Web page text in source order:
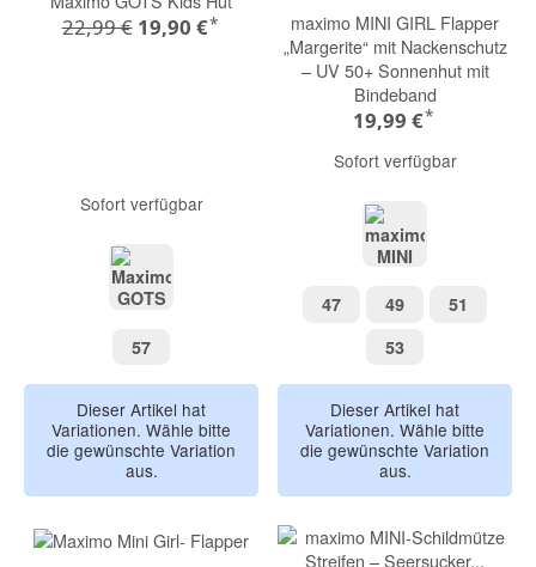
22,99 € 19,90 €*
Sofort verfügbar
5757
Dieser Artikel hat
Variationen. Wähle bitte
die gewünschte Variation
aus.
maximo MINI GIRL Flapper
„Margerite“ mit Nackenschutz
– UV 50+ Sonnenhut mit
Bindeband
19,99 €*
Sofort verfügbar
4747 4949 51
5353
Dieser Artikel hat
Variationen. Wähle bitte
die gewünschte Variation
aus.